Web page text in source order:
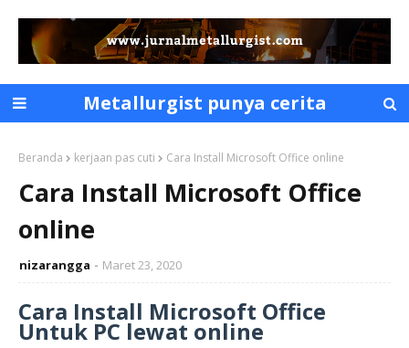
Metallurgist punya cerita
Beranda kerjaan pas cuti Cara Install Microsoft Office online
Cara Install Microsoft Office
online
nizarangga Maret 23, 2020
Cara Install Microsoft Office
Untuk PC lewat online